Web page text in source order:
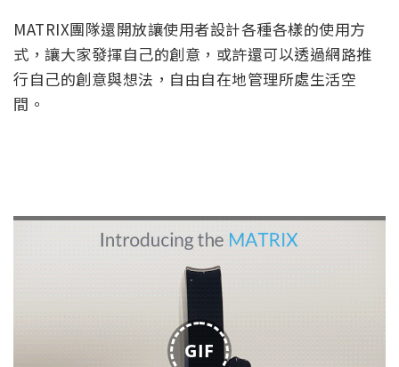
MATRIX團隊還開放讓使用者設計各種各樣的使用方
式，讓大家發揮自己的創意，或許還可以透過網路推
行自己的創意與想法，自由自在地管理所處生活空
間。
GIF